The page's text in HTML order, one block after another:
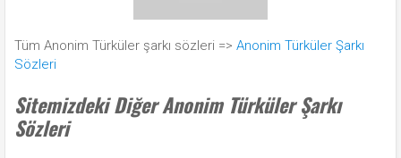
Tüm Anonim Türküler şarkı sözleri => Anonim Türküler Şarkı
Sözleri
Sitemizdeki Diğer Anonim Türküler Şarkı
Sözleri